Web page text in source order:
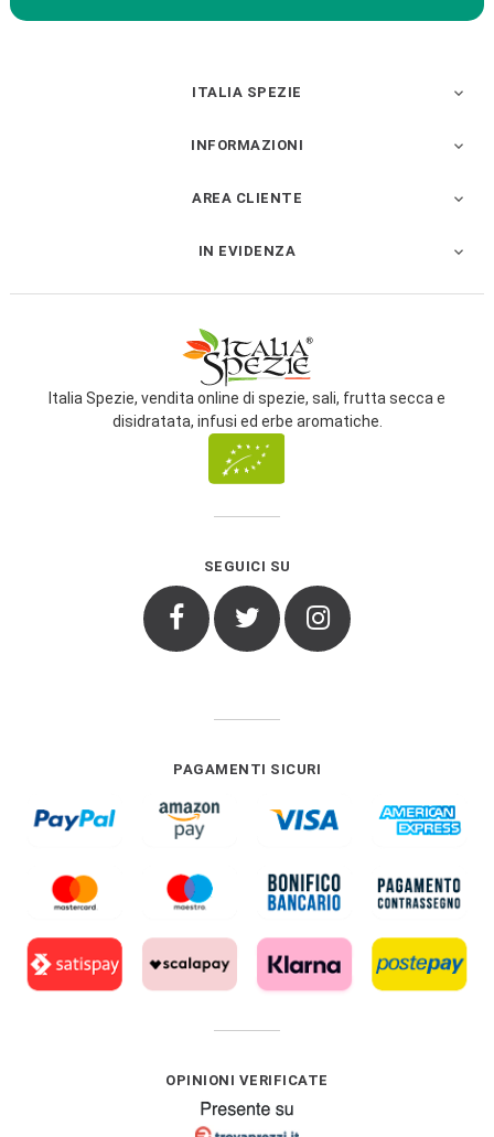
ITALIA SPEZIE 
INFORMAZIONI 
AREA CLIENTE 
IN EVIDENZA 
Italia Spezie, vendita online di spezie, sali, frutta secca e
disidratata, infusi ed erbe aromatiche.
SEGUICI SU
Facebook Twitter Instagram
PAGAMENTI SICURI
OPINIONI VERIFICATE